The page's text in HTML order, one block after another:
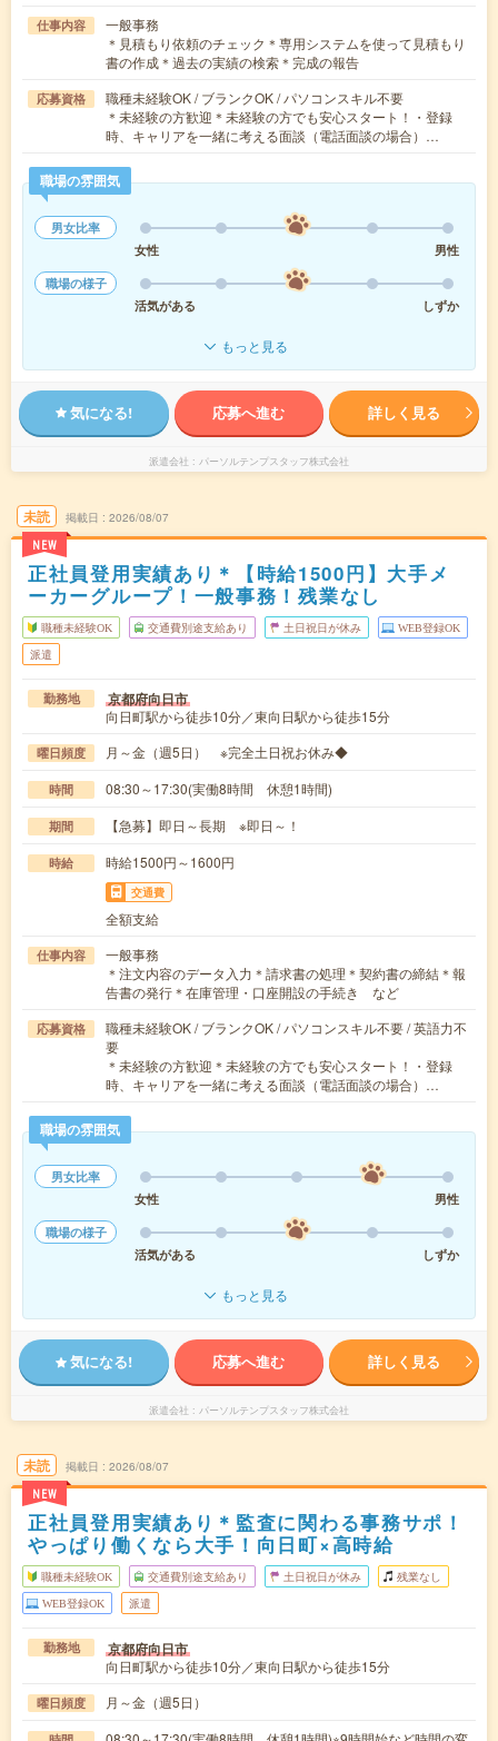
仕事内容
一般事務
＊見積もり依頼のチェック＊専用システムを使って見積もり
書の作成＊過去の実績の検索＊完成の報告
応募資格
職種未経験OK / ブランクOK / パソコンスキル不要
＊未経験の方歓迎＊未経験の方でも安心スタート！・登録
時、キャリアを一緒に考える面談（電話面談の場合）…
職場の雰囲気
男女比率
女性
男性
職場の様子
活気がある
しずか
もっと見る
気になる! 応募へ進む 詳しく見る
派遣会社 パーソルテンプスタッフ株式会社
未読
NEW
掲載日 2026/08/07
正社員登用実績あり＊【時給1500円】大手メ
ーカーグループ！一般事務！残業なし
職種未経験OK 交通費別途支給あり 土日祝日が休み WEB登録OK
派遣
勤務地 京都府向日市
向日町駅から徒歩10分／東向日駅から徒歩15分
曜日頻度 月～金（週5日） ※完全土日祝お休み◆
時間 08:30～17:30(実働8時間 休憩1時間)
期間 【急募】即日～長期 ※即日～！
時給 時給1500円～1600円
交通費
全額支給
仕事内容
一般事務
＊注文内容のデータ入力＊請求書の処理＊契約書の締結＊報
告書の発行＊在庫管理・口座開設の手続き など
応募資格
職種未経験OK / ブランクOK / パソコンスキル不要 / 英語力不
要
＊未経験の方歓迎＊未経験の方でも安心スタート！・登録
時、キャリアを一緒に考える面談（電話面談の場合）…
職場の雰囲気
男女比率
女性
男性
職場の様子
活気がある
しずか
もっと見る
気になる! 応募へ進む 詳しく見る
派遣会社 パーソルテンプスタッフ株式会社
未読
NEW
掲載日 2026/08/07
正社員登用実績あり＊監査に関わる事務サポ！
やっぱり働くなら大手！向日町×高時給
職種未経験OK 交通費別途支給あり 土日祝日が休み 残業なし
WEB登録OK 派遣
勤務地 京都府向日市
向日町駅から徒歩10分／東向日駅から徒歩15分
曜日頻度 月～金（週5日）